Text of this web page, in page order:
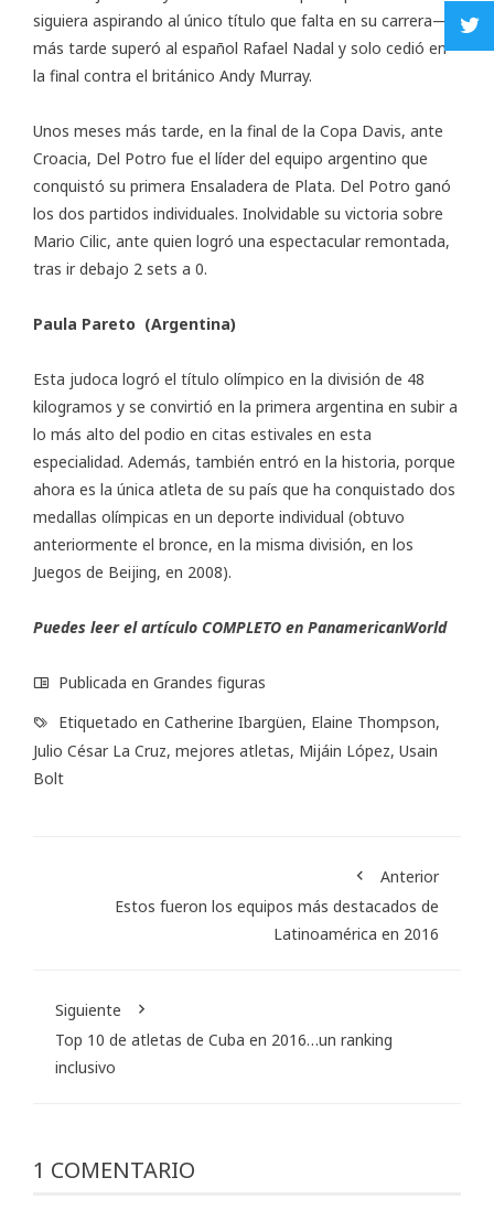
siguiera aspirando al único título que falta en su carrera—;
más tarde superó al español Rafael Nadal y solo cedió en
la final contra el británico Andy Murray.
Unos meses más tarde, en la final de la Copa Davis, ante
Croacia, Del Potro fue el líder del equipo argentino que
conquistó su primera Ensaladera de Plata. Del Potro ganó
los dos partidos individuales. Inolvidable su victoria sobre
Mario Cilic, ante quien logró una espectacular remontada,
tras ir debajo 2 sets a 0.
Paula Pareto (Argentina)
Esta judoca logró el título olímpico en la división de 48
kilogramos y se convirtió en la primera argentina en subir a
lo más alto del podio en citas estivales en esta
especialidad. Además, también entró en la historia, porque
ahora es la única atleta de su país que ha conquistado dos
medallas olímpicas en un deporte individual (obtuvo
anteriormente el bronce, en la misma división, en los
Juegos de Beijing, en 2008).
Puedes leer el artículo COMPLETO en PanamericanWorld
Publicada en Grandes figuras
Etiquetado en Catherine Ibargüen, Elaine Thompson,
Julio César La Cruz, mejores atletas, Mijáin López, Usain
Bolt
Anterior
Estos fueron los equipos más destacados de
Latinoamérica en 2016
Siguiente
Top 10 de atletas de Cuba en 2016…un ranking
inclusivo
1 COMENTARIO